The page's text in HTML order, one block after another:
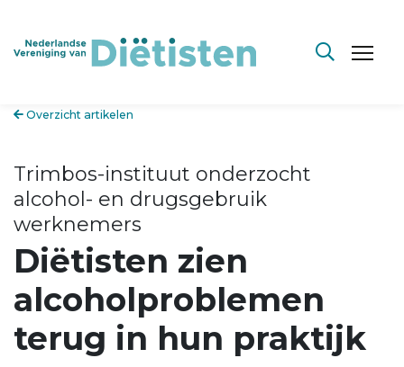
Overzicht artikelen
Trimbos-instituut onderzocht
alcohol- en drugsgebruik
werknemers
Diëtisten zien
alcoholproblemen
terug in hun praktijk